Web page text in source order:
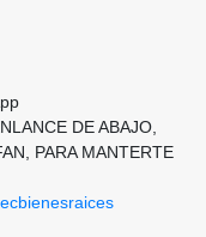
DE ABAJO,
PARA MANTERTE